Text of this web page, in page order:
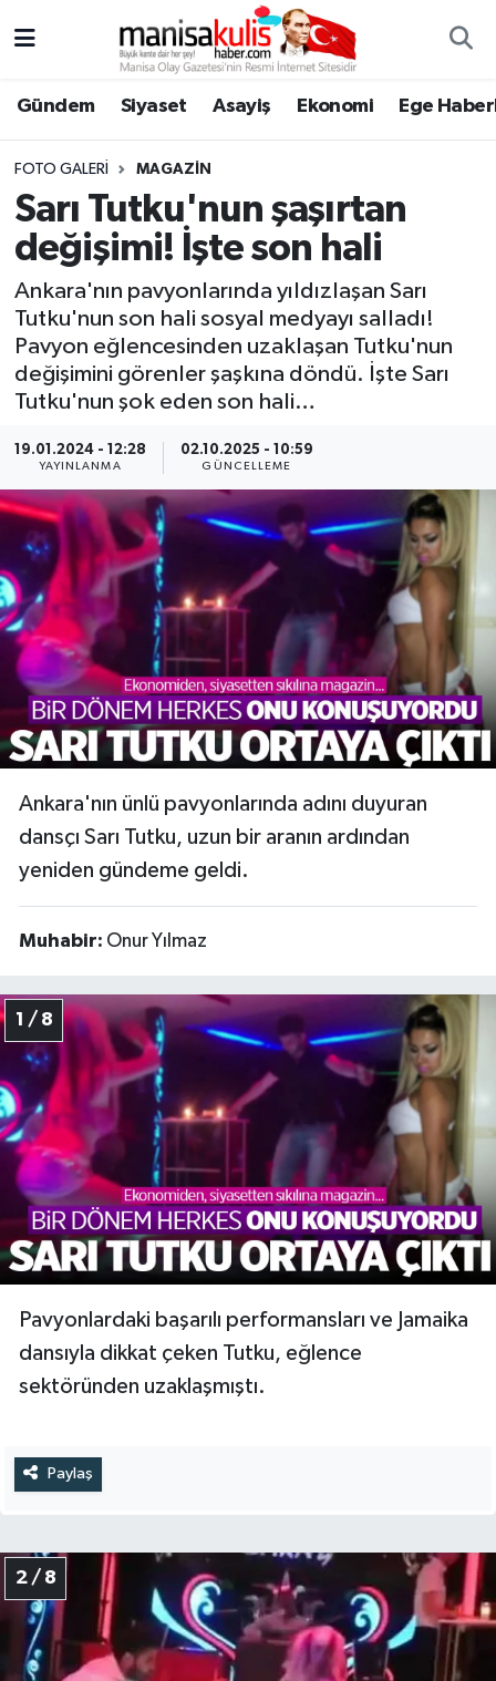
Gündem Siyaset Asayiş Ekonomi Ege
FOTO GALERI MAGAZİN
Sarı Tutku'nun şaşırtan
değişimi! İşte son hali
Ankara'nın pavyonlarında yıldızlaşan Sarı
Tutku'nun son hali sosyal medyayı salladı!
Pavyon eğlencesinden uzaklaşan Tutku'nun
değişimini görenler şaşkına döndü. İşte Sarı
Tutku'nun şok eden son hali…
19.01.2024 - 12:28
YAYINLANMA
02.10.2025 - 10:59
GÜNCELLEME
Ankara'nın ünlü pavyonlarında adını duyuran
dansçı Sarı Tutku, uzun bir aranın ardından
yeniden gündeme geldi.
Muhabir: Onur Yılmaz
1 / 8
Pavyonlardaki başarılı performansları ve Jamaika
dansıyla dikkat çeken Tutku, eğlence
sektöründen uzaklaşmıştı.
Paylaş
2 / 8
Ege Haberleri
Ekonomi
Genel
Gündem
Resmi İlan
Türkiye
Yaşam
Yunusemre Hava Durumu
Yunusemre Trafik Yoğunluk Haritası
Süper Lig Puan Durumu ve Fikstür
Tüm Manşetler
Son Dakika Haberleri